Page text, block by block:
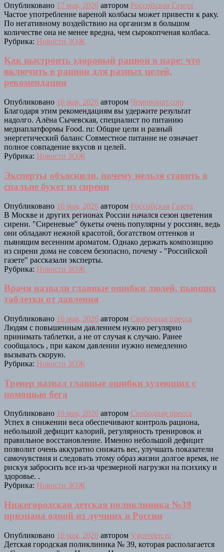
Опубликовано 17 мая, 2026 автором Российская Газета
Частое употребление вареной колбасы может привести к раку.
По негативному воздействию на организм в большом
количестве она не менее вредна, чем сырокопченая колбаса.
Рубрика: Новости ЗОЖ
Как выстроить здоровый рацион в паре: что
включить в рацион для разных целей,
рекомендации
Опубликовано 16 мая, 2026 автором Чемпионат.com
Благодаря этим рекомендациям вы удержите результат
надолго. Алёна Сычевская, специалист по питанию
медиаплатформы Food. ru: Общие цели и разный
энергетический баланс Совместное питание не означает
полное совпадение вкусов и целей.
Рубрика: Новости ЗОЖ
Эксперты объяснили, почему нельзя ставить в
спальне букет из сирени
Опубликовано 16 мая, 2026 автором Российская Газета
В Москве и других регионах России начался сезон цветения
сирени. "Сиреневые" букеты очень популярны у россиян, ведь
они обладают нежной красотой, богатством оттенков и
пьянящим весенним ароматом. Однако держать композицию
из сирени дома не совсем безопасно, почему - "Российской
газете" рассказали эксперты.
Рубрика: Новости ЗОЖ
Врачи назвали главные ошибки людей, пьющих
таблетки от давления
Опубликовано 16 мая, 2026 автором Свободная пресса
Людям с повышенным давлением нужно регулярно
принимать таблетки, а не от случая к случаю. Ранее
сообщалось , при каком давлении нужно немедленно
вызывать скорую.
Рубрика: Новости ЗОЖ
Тренер назвал главные ошибки худеющих с
помощью бега
Опубликовано 16 мая, 2026 автором Свободная пресса
Успех в снижении веса обеспечивают контроль рациона,
небольшой дефицит калорий, регулярность тренировок и
правильное восстановление. Именно небольшой дефицит
позволит очень аккуратно снижать вес, улучшать показатели
самочувствия и следовать этому образ жизни долгое время, не
рискуя забросить все из-за чрезмерной нагрузки на психику и
здоровье. .
Рубрика: Новости ЗОЖ
Нижегородская детская поликлиника №39
признана одной из лучших в России
Опубликовано 16 мая, 2026 автором Vgoroden.ru
Детская городская поликлиника № 39, которая располагается